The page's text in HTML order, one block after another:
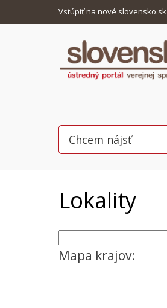
Vstúpiť na nové slovensko.sk
Lokality
Mapa krajov: